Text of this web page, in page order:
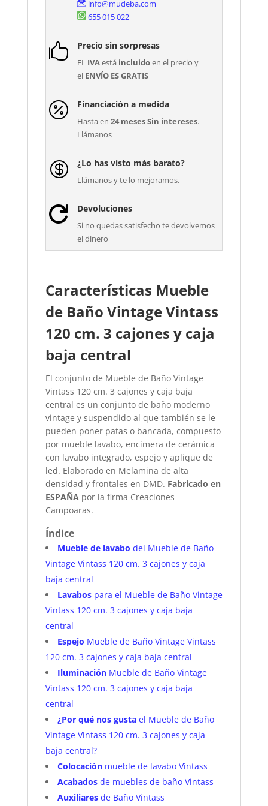
info@mudeba.com
655 015 022
 Precio sin sorpresas
EL IVAestá incluidoen el precio y
el ENVÍO ES GRATIS
 Financiación a medida
Hasta en 24 meses Sin intereses.
Llámanos
 ¿Lo has visto más barato?
Llámanos y te lo mejoramos.
 Devoluciones
Si no quedas satisfecho te devolvemos
el dinero
Características Mueble
de Baño Vintage Vintass
120 cm. 3 cajones y caja
baja central​
El conjunto de Mueble de Baño Vintage
Vintass 120 cm. 3 cajones y caja baja
central es un conjunto de baño moderno
vintage y suspendido al que también se le
pueden poner patas o bancada, compuesto
por mueble lavabo, encimera de cerámica
con lavabo integrado, espejo y aplique de
led. Elaborado en Melamina de alta
densidad y frontales en DMD. Fabricado en
ESPAÑA por la firma Creaciones
Campoaras.
Índice
Mueble de lavabo del Mueble de Baño
Vintage Vintass 120 cm. 3 cajones y caja
baja central
Lavabospara el Mueble de Baño Vintage
Vintass 120 cm. 3 cajones y caja baja
central
Espejo Mueble de Baño Vintage Vintass
120 cm. 3 cajones y caja baja central
IluminaciónMueble de Baño Vintage
Vintass 120 cm. 3 cajones y caja baja
central
¿Por qué nos gustael Mueble de Baño
Vintage Vintass 120 cm. 3 cajones y caja
baja central?
Colocaciónmueble de lavabo Vintass
Acabadosde muebles de baño Vintass
Auxiliaresde Baño Vintass